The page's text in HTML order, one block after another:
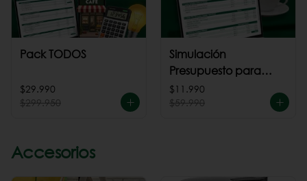
Pack TODOS
$29.990
$299.950
Simulación
Presupuesto para
cafeteria
$11.990
$59.990
Accesorios